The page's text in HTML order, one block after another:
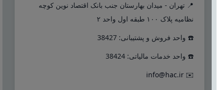
📍 تهران - میدان بهارستان جنب بانک اقتصاد نوین کوچه
نظامیه پلاک ۱۰۰ طبقه اول واحد ۲
☎️ واحد فروش و پشتیبانی: 38427
☎️ واحد خدمات مالیاتی: 38424
✉️
info@hac.ir